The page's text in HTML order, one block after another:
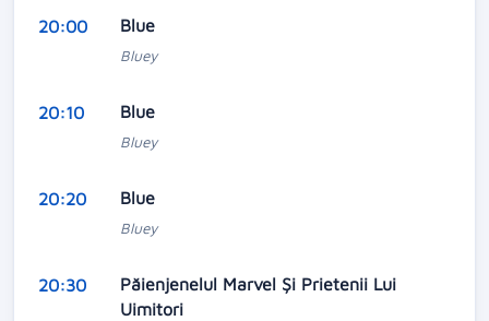
20:00 Blue
Bluey
20:10 Blue
Bluey
20:20 Blue
Bluey
20:30
Păienjenelul Marvel Și Prietenii Lui
Uimitori